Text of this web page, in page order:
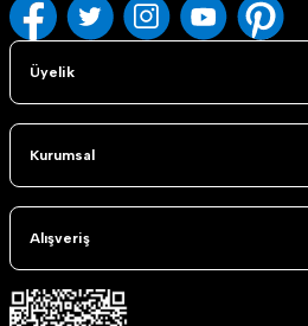
Üyelik
Kurumsal
Alışveriş